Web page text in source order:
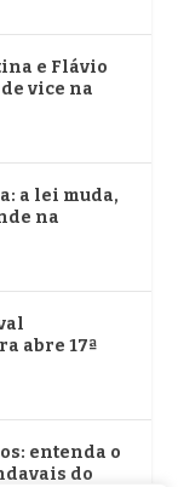
e Flávio
vice na
a lei muda,
na
abre 17ª
entenda o
do